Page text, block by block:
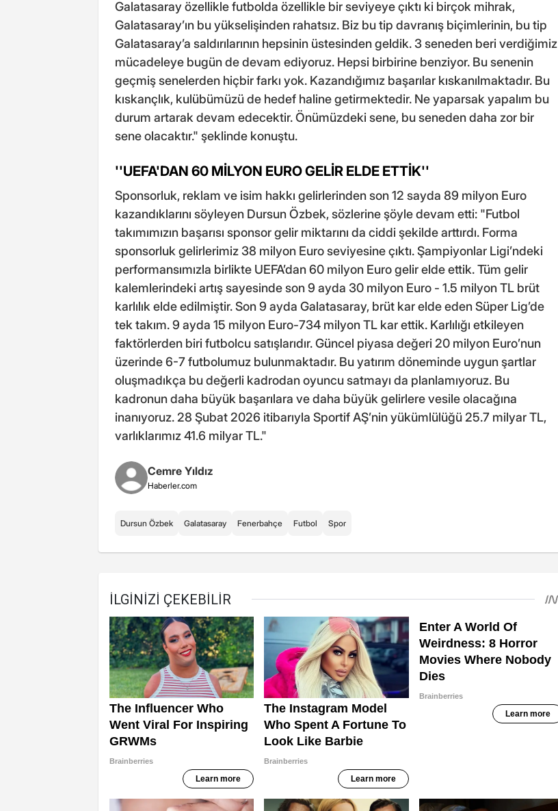
Galatasaray özellikle futbolda özellikle bir seviyeye çıktı ki birçok mihrak,
Galatasaray’ın bu yükselişinden rahatsız. Biz bu tip davranış biçimlerinin, bu tip
Galatasaray’a saldırılarının hepsinin üstesinden geldik. 3 seneden beri verdiğimiz
mücadeleye bugün de devam ediyoruz. Hepsi birbirine benziyor. Bu senenin
geçmiş senelerden hiçbir farkı yok. Kazandığımız başarılar kıskanılmaktadır. Bu
kıskançlık, kulübümüzü de hedef haline getirmektedir. Ne yaparsak yapalım bu
durum artarak devam edecektir. Önümüzdeki sene, bu seneden daha zor bir
sene olacaktır." şeklinde konuştu.
''UEFA'DAN 60 MİLYON EURO GELİR ELDE ETTİK''
Sponsorluk, reklam ve isim hakkı gelirlerinden son 12 sayda 89 milyon Euro
kazandıklarını söyleyen Dursun Özbek, sözlerine şöyle devam etti: "Futbol
takımımızın başarısı sponsor gelir miktarını da ciddi şekilde arttırdı. Forma
sponsorluk gelirlerimiz 38 milyon Euro seviyesine çıktı. Şampiyonlar Ligi’ndeki
performansımızla birlikte UEFA’dan 60 milyon Euro gelir elde ettik. Tüm gelir
kalemlerindeki artış sayesinde son 9 ayda 30 milyon Euro - 1.5 milyon TL brüt
karlılık elde edilmiştir. Son 9 ayda Galatasaray, brüt kar elde eden Süper Lig’de
tek takım. 9 ayda 15 milyon Euro-734 milyon TL kar ettik. Karlılığı etkileyen
faktörlerden biri futbolcu satışlarıdır. Güncel piyasa değeri 20 milyon Euro’nun
üzerinde 6-7 futbolumuz bulunmaktadır. Bu yatırım döneminde uygun şartlar
oluşmadıkça bu değerli kadrodan oyuncu satmayı da planlamıyoruz. Bu
kadronun daha büyük başarılara ve daha büyük gelirlere vesile olacağına
inanıyoruz. 28 Şubat 2026 itibarıyla Sportif AŞ’nin yükümlülüğü 25.7 milyar TL,
varlıklarımız 41.6 milyar TL."
Cemre Yıldız
Haberler.com
Dursun Özbek Galatasaray Fenerbahçe Futbol Spor